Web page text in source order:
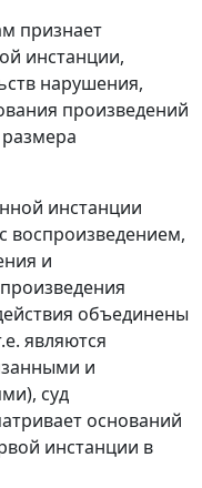
признает
инстанции,
нарушения,
произведений
инстанции
воспроизведением,
и
объединены
являются
и
суд
оснований
инстанции в